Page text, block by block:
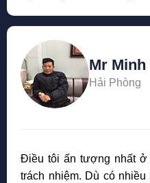
Mr Minh
Hải Phòng
Điều tôi ấn tượng nhất ở
trách nhiệm. Dù có